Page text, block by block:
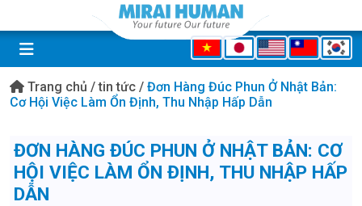
Trang chủ / tin tức / Đơn Hàng Đúc Phun Ở Nhật Bản:
Cơ Hội Việc Làm Ổn Định, Thu Nhập Hấp Dẫn
ĐƠN HÀNG ĐÚC PHUN Ở NHẬT BẢN: CƠ
HỘI VIỆC LÀM ỔN ĐỊNH, THU NHẬP HẤP
DẪN